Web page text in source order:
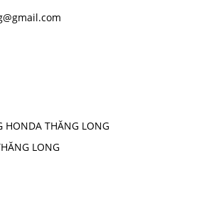
HONDA THĂNG LONG
LONG